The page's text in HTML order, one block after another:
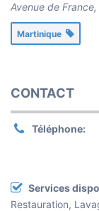
Avenue de
Martinique
CONTACT
Téléphone:
Services
Restauration,